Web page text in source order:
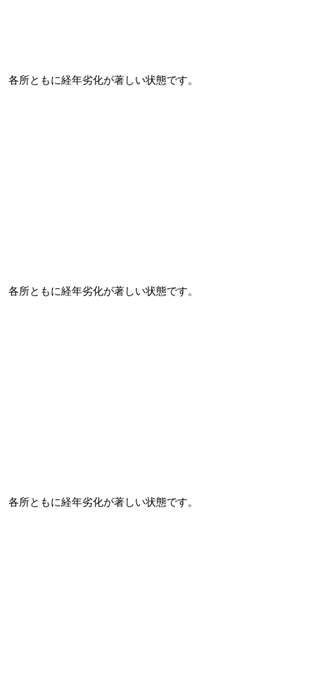
各所ともに経年劣化が著しい状態です。
各所ともに経年劣化が著しい状態です。
各所ともに経年劣化が著しい状態です。